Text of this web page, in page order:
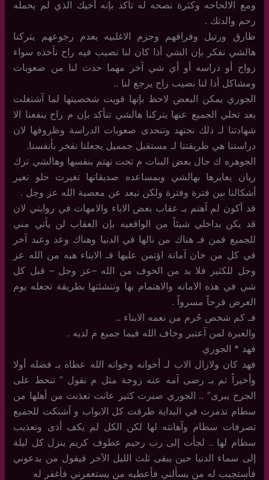
ومع الالحاحه وكثرة نصحه له تأكد بإنه أخيك الذي لم يحمله
رحم والدتك .
طارق ورتيل وفراقهم وجزم الاغلبيه بعدم رجوعهم يتركنا
هالشي نفكر بإن الشي أذا كان لنا نصيب فيه راح نأخذه سواء
زواج أو دراسه أو أي شي آخر مهما حدث لنا من صعوبات
ومشاكل أذا لنا نصيب راح يرجع لنا ..
الجوري يمكن البعض لاحظ بإنها قويت شخصيتها لما آشتغلت
بعد تخلي الجميع عنها يتركنا هالشي تنأكد بإن م راح ينفعنا الا
شهادتنا لـ ذلك نجتهد وتنحدى صعوبات الدراسة وظروفها لان
دراستنا هي طريقتنا لـ مستقبل جمميل يجعلنا نفخر بأنفسنا.
الجوهره ك حال بعض البنات م تحت تهتم بنفسها وهالشي ترك
ريان يعايرها بهالشي وبمساعده صديقاتها تغيرت حلو نغير
أشكالنا بين فترة وفترة ولكن نبعد عن معصية الله عز وجل .
قد أكون لم آهتم بـ عقاب بعض الاباء والامهات في روايتي لان
قد يكن بداخلي شيئاً من الواقعيه بإن العقاب لن يأتي مني
للجميع فمن فـ هناك من نالها في الدنيا وهناك وعد وعيد آخر
في كل من خان آمانة اؤتمن عليها فـ الابناء هبه من الله عز
وجل للكثير فلا بد من الخوف من الله –عز وجل – قبل كل
شي في هذه الامانه والاهتمام بها وتنشئتها بطريقة تجعله يوم
العرض فرحاً مسرواً .
فـ كم شخص حُرم من نعمه الابناء ..
والعبرة لمن آعتبر وخاف الله فيما جميع م لديه .
فهد * الجوري
فهد كان ولازال الاب لـ أخوانه وخواته الله عطاه بـ فضله أولا
وأخيراً ثم بـ رضى آمه عنه زوجة مثل م نقول ” تنحط على
الجرح يبرى” .. الجوري صبرت كثير عانت تعذبت من أهلها من
سطام تذمرت في البداية طرقت كل الابواب و آشتكت للجميع
تصرفات سطام وآهانته لها لكن الكل لم يكف أذى وتعذيب
سطام لها .. لجأت إلى رب رحيم عطوف كريم ينزل كل ليلة
إلى سماء الدنيا حين يبقى ثلث الليل الآخر فيقول من يدعوني
فأستجيب له من يسألني فأعطيه من يستغفرني فأغفر له